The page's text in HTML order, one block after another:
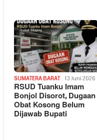
SUMATERA BARAT 13 Juni 2026
RSUD Tuanku Imam
Bonjol Disorot, Dugaan
Obat Kosong Belum
Dijawab Bupati